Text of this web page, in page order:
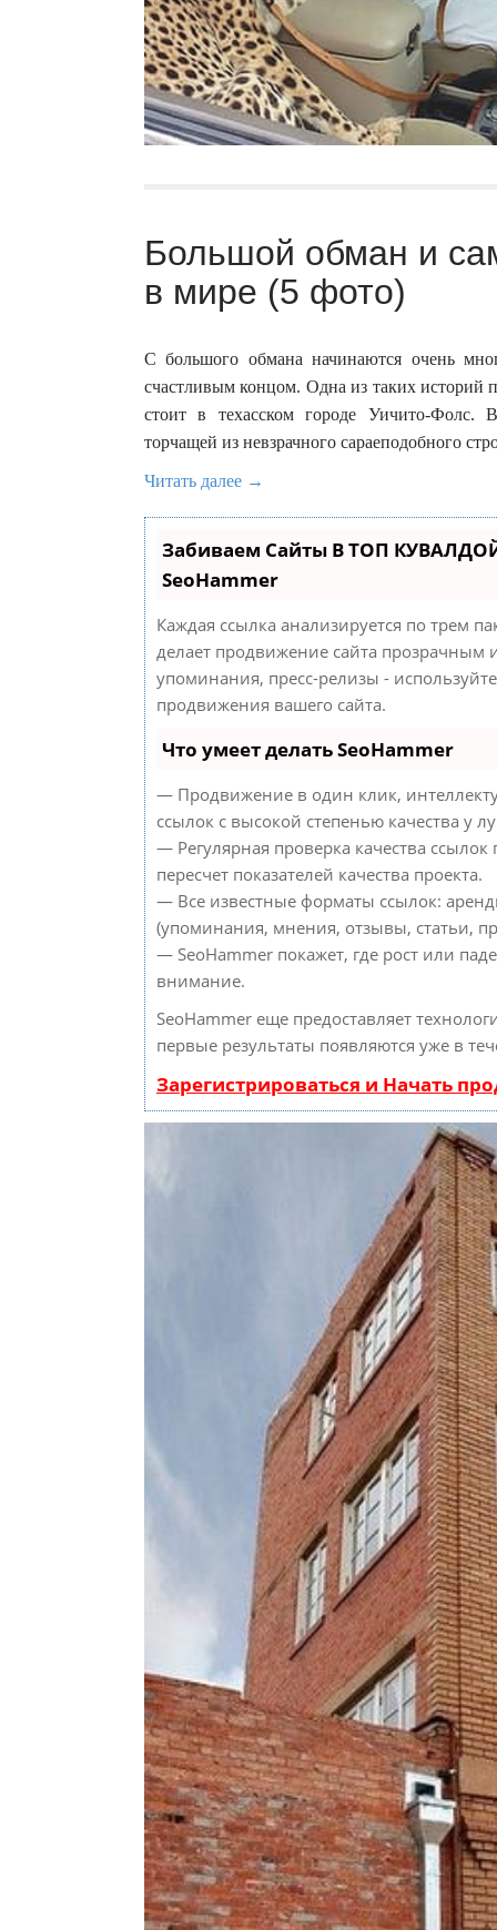
Большой обман и
в мире (5 фото)
С большого обмана начинаются очень
счастливым концом. Одна из таких историй
стоит в техасском городе Уичито-Фолс.
торчащей из невзрачного сараеподобного
Читать далее →
Забиваем Сайты В ТОП
SeoHammer
Каждая ссылка анализируется по трем
делает продвижение сайта прозрачным
упоминания, пресс-релизы -
продвижения вашего сайта.
Что умеет делать SeoHammer
— Продвижение в один клик,
ссылок с высокой степенью качества у
— Регулярная проверка качества
пересчет показателей качества проекта.
— Все известные форматы ссылок:
(упоминания, мнения, отзывы, статьи,
— SeoHammer покажет, где рост или
внимание.
SeoHammer еще предоставляет
первые результаты появляются уже в
Зарегистрироваться и Начать